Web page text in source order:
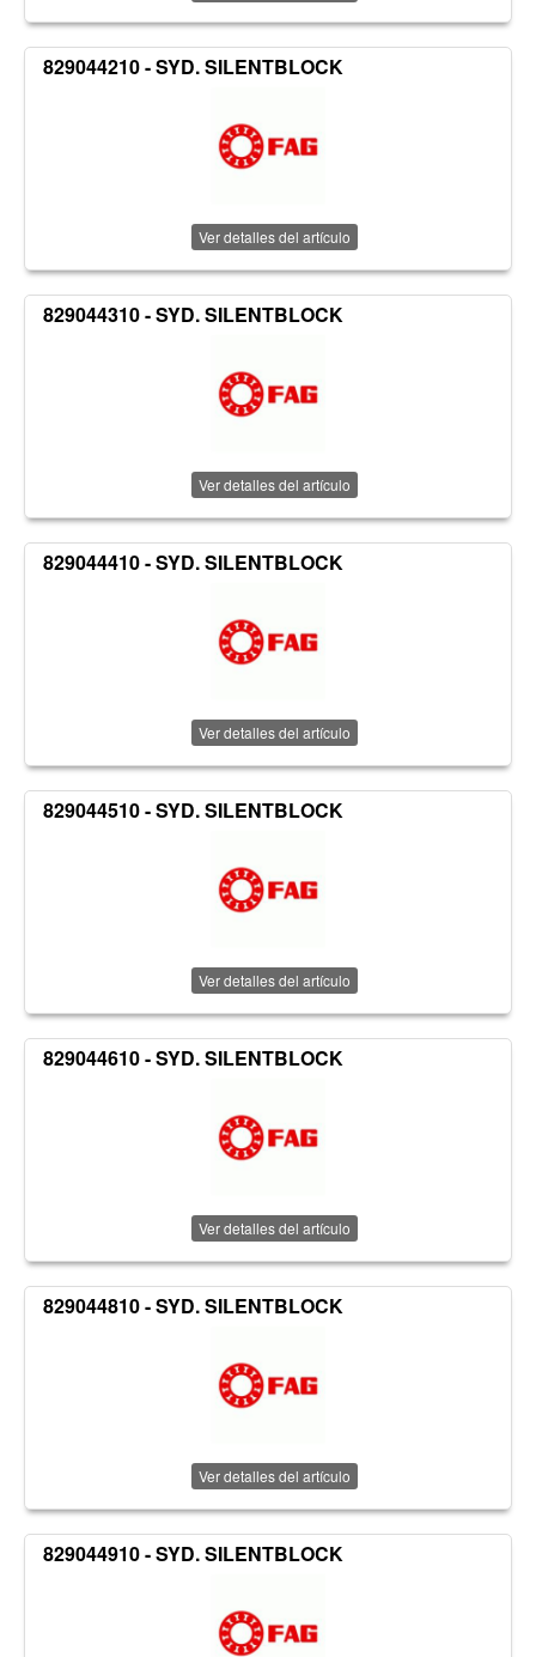
829044210 - SYD. SILENTBLOCK
Ver detalles del artículo
829044310 - SYD. SILENTBLOCK
Ver detalles del artículo
829044410 - SYD. SILENTBLOCK
Ver detalles del artículo
829044510 - SYD. SILENTBLOCK
Ver detalles del artículo
829044610 - SYD. SILENTBLOCK
Ver detalles del artículo
829044810 - SYD. SILENTBLOCK
Ver detalles del artículo
829044910 - SYD. SILENTBLOCK